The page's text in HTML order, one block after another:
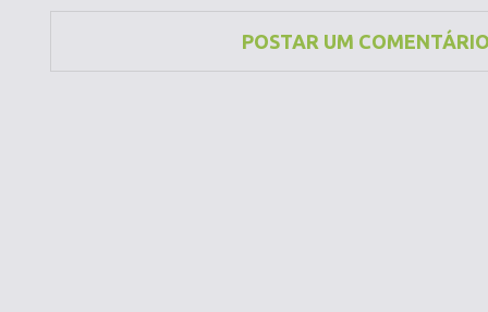
POSTAR UM